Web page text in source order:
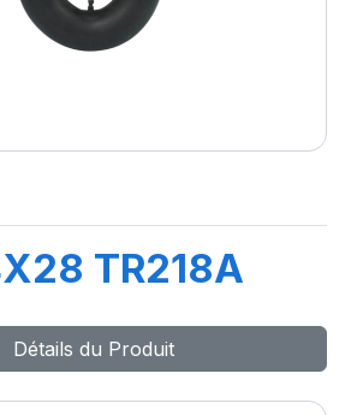
TR218A
Détails du Produit